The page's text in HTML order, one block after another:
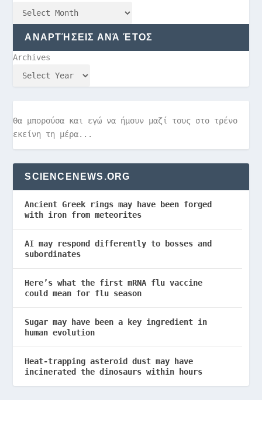
ΑΝΑΡΤΉΣΕΙΣ ΑΝΆ ΈΤΟΣ
Archives
Θα μπορούσα και εγώ να ήμουν μαζί τους στο τρένο
εκείνη τη μέρα...
SCIENCENEWS.ORG
Ancient Greek rings may have been forged
with iron from meteorites
AI may respond differently to bosses and
subordinates
Here’s what the first mRNA flu vaccine
could mean for flu season
Sugar may have been a key ingredient in
human evolution
Heat-trapping asteroid dust may have
incinerated the dinosaurs within hours